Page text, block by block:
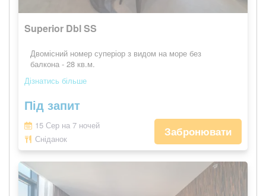
Superior Dbl SS
Двомісний номер суперіор з видом на море без
балкона - 28 кв.м.
Дізнатись більше
Під запит
15 Сер на 7 ночей
Сніданок
Забронювати